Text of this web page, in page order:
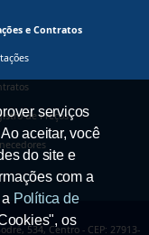
e Contratos
de Preços
534, Centro - CEP: 27913-
serviços
aceitar, você
do site e
com a
Política de
os